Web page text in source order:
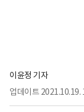
이윤정 기자
업데이트 2021.10.19.